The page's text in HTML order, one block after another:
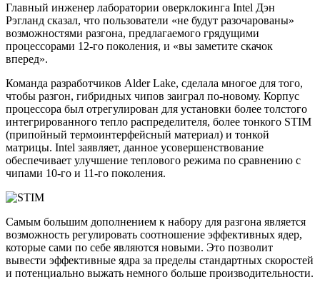
Главный инженер лаборатории оверклокинга Intel Дэн
Рэгланд сказал, что пользователи «не будут разочарованы»
возможностями разгона, предлагаемого грядущими
процессорами 12-го поколения, и «вы заметите скачок
вперед».
Команда разработчиков Alder Lake, сделала многое для того,
чтобы разгон, гибридных чипов заиграл по-новому. Корпус
процессора был отрегулирован для установки более толстого
интегрированного тепло распределителя, более тонкого STIM
(припойный термоинтерфейсный материал) и тонкой
матрицы. Intel заявляет, данное усовершенствование
обеспечивает улучшение теплового режима по сравнению с
чипами 10-го и 11-го поколения.
Самым большим дополнением к набору для разгона является
возможность регулировать соотношение эффективных ядер,
которые сами по себе являются новыми. Это позволит
вывести эффективные ядра за пределы стандартных скоростей
и потенциально выжать немного больше производительности.